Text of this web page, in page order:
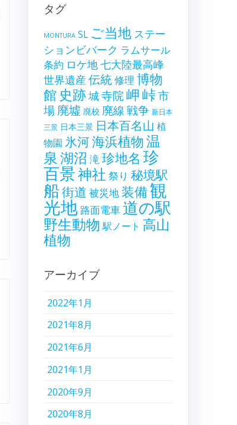
タグ
MONTURA SL ご当地 ステー
ションビバーク ラムサール
条約 ロケ地七大陸最高峰
世界遺産 伝統修理 博物
館 史跡城寺院岬峠市
場 廃墟 廃校 廃線戦争 新日本
三景 日本三景 日本百名山 植
物園 氷河海浜植物温
泉湖沼 滝珍地名 珍
百景神社 祭り 秘境駅
船街道 被災地装備観
光地 路面電車道の駅
野生動物 駅ノート 高山
植物
アーカイブ
2022年1月
2021年8月
2021年6月
2021年1月
2020年9月
2020年8月